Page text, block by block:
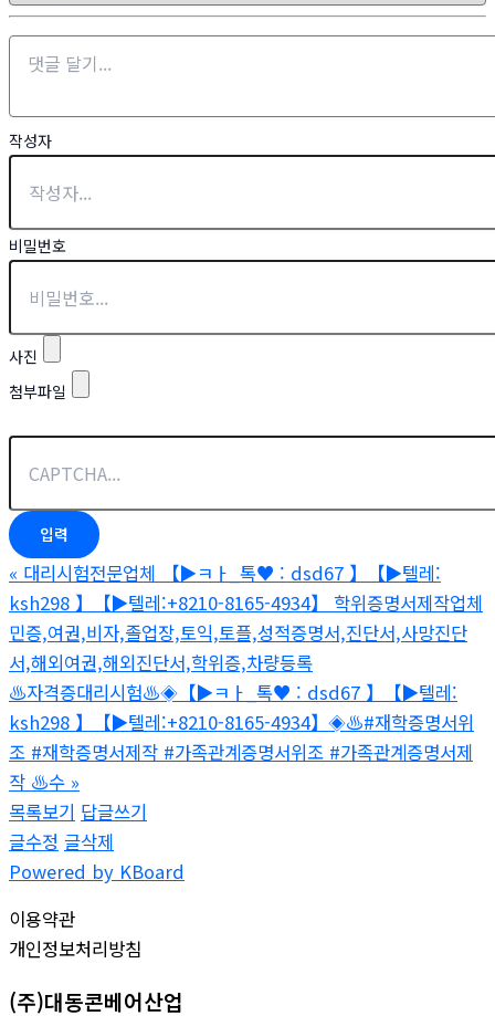
작성자
비밀번호
사진
첨부파일
« 대리시험전문업체 【▶ㅋㅏ_톡♥ : dsd67 】【▶텔레:
ksh298 】【▶텔레:+8210-8165-4934】 학위증명서제작업체
민증,여권,비자,졸업장,토익,토플,성적증명서,진단서,사망진단
서,해외여권,해외진단서,학위증,차량등록
♨️자격증대리시험♨️◈【▶ㅋㅏ_톡♥ : dsd67 】【▶텔레:
ksh298 】【▶텔레:+8210-8165-4934】◈♨️#재학증명서위
조 #재학증명서제작 #가족관계증명서위조 #가족관계증명서제
작 ♨️수 »
목록보기 답글쓰기
글수정 글삭제
Powered by KBoard
이용약관
개인정보처리방침
(주)대동콘베어산업